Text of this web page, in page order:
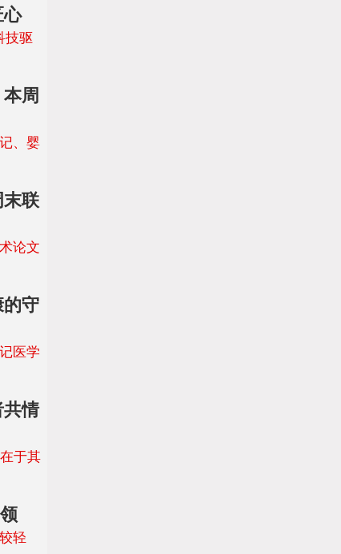
心
技驱
周
、婴
联
论文
守
医学
情
于其
轻